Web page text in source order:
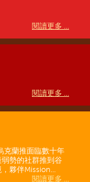
閱讀更多 ...
閱讀更多 ...
克蘭推面臨數十年
勢的社群推到谷
夥伴Mission...
閱讀更多 ...